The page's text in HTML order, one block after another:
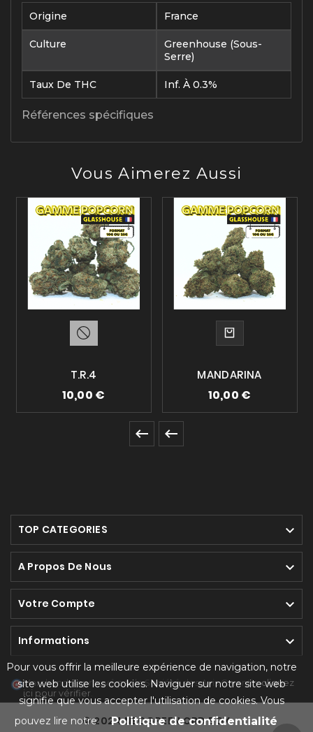
Pour vous offrir la meilleure expérience de navigation, notre
site web utilise les cookies. Naviguer sur notre site web
signifie que vous accepter l'utilisation de cookies. Vous
pouvez lire notre
Politique de confidentialité
Origine France
Culture
Greenhouse (sous-
Serre)
Taux De THC Inf. À 0.3%
Références spécifiques
Vous Aimerez Aussi
T.R.4
10,00 €
MANDARINA
10,00 €
 
TOP CATEGORIES 
A Propos De Nous 
Votre Compte 
Informations 
Marchand approuvé par la Société des Avis Garantis,cliquez
ici pour vérifier
© 2024 NEOGREEN CBD BOX